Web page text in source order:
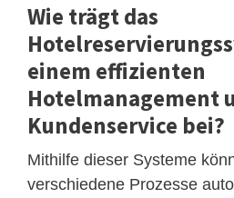
Wie trägt das
einem effizienten
Hotelmanagement
Kundenservice bei?
Mithilfe dieser Systeme
verschiedene Prozesse